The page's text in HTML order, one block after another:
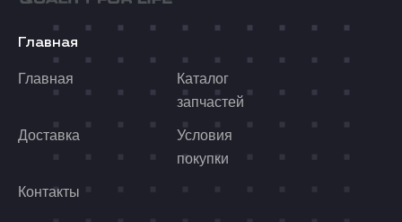
Главная
Главная
Каталог
запчастей
Доставка
Условия
покупки
Контакты